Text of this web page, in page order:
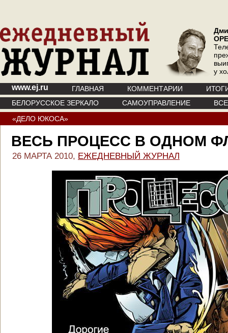
у
www.ej.ru ГЛАВНАЯ КОММЕНТАРИИ
БЕЛОРУССКОЕ ЗЕРКАЛО
САМОУПРАВЛЕНИЕ
«ДЕЛО ЮКОСА»
ВЕСЬ ПРОЦЕСС В ОДНОМ
26 МАРТА 2010, ЕЖЕДНЕВНЫЙ ЖУРНАЛ